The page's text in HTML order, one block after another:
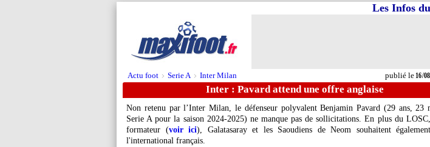
Actu foot > Serie A > Inter Milan publié le16/
Les Infos
Inter : Pavard attend une offre anglaise
Non retenu par l’Inter Milan, le défenseur polyvalentBenjamin Pavard (29 ans, 23
Serie A pour la saison 2024-2025) ne manque pas de sollicitations. En plus du
formateur (voir ici), Galatasaray et les Saoudiens de Neom souhaitent
l'international français.